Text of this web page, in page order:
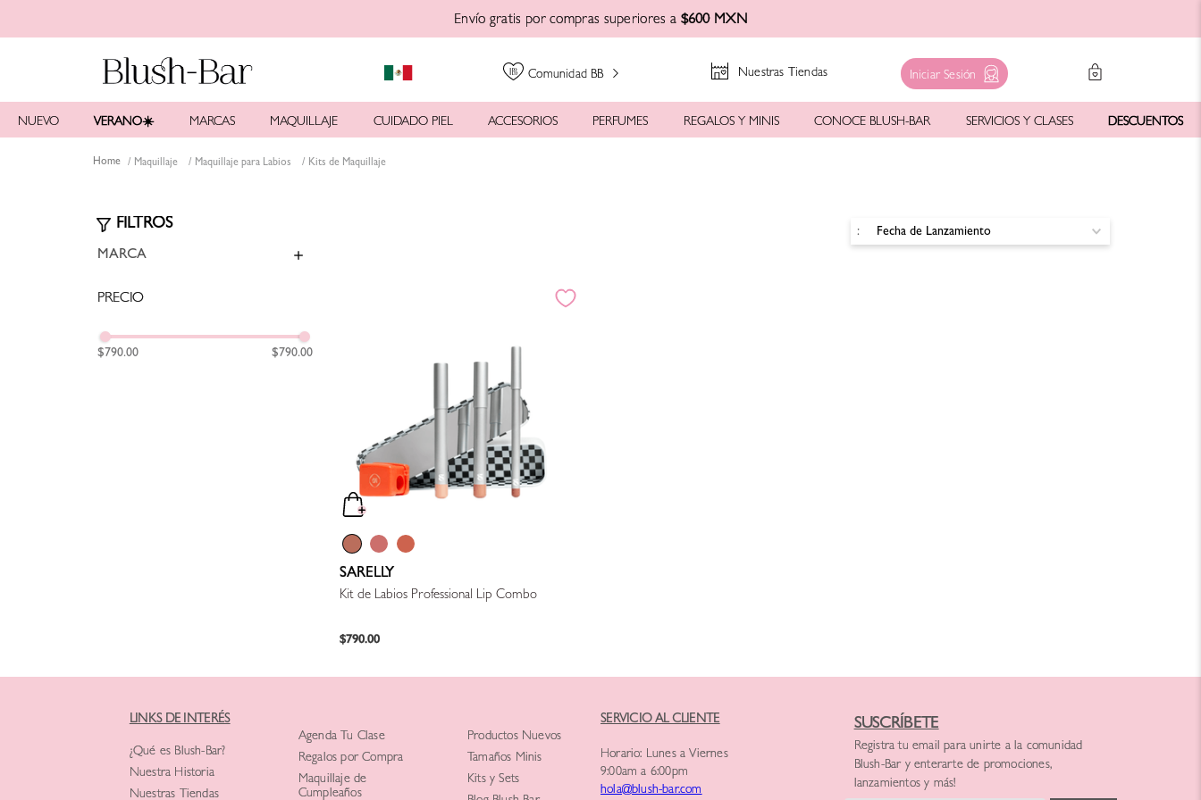
Envío gratis por compras superiores a $600 MXN
Comunidad BB Nuestras Tiendas Iniciar Sesión
NUEVO VERANO☀️ MARCAS MAQUILLAJE CUIDADO PIEL ACCESORIOS PERFUMES REGALOS Y MINIS CONOCE BLUSH-BAR SERVICIOS Y CLASES DESCUENTOS
Maquillaje Maquillaje para Labios Kits de Maquillaje
MARCA
SARELLY
$790.00 $790.00
Fecha de Lanzamiento
SARELLY
Kit de Labios Professional Lip Combo
$790.00
LINKS DE INTERÉS
¿Qué es Blush-Bar?
Nuestra Historia
Nuestras Tiendas
Agenda Tu Clase
Regalos por Compra
Maquillaje de
Cumpleaños
Productos Nuevos
Tamaños Minis
Kits y Sets
SERVICIO AL CLIENTE
Horario: Lunes a Viernes
9:00am a 6:00pm
hola@blush-bar.com
SUSCRÍBETE
Registra tu email para unirte a la comunidad
Blush-Bar y enterarte de promociones,
lanzamientos y más!